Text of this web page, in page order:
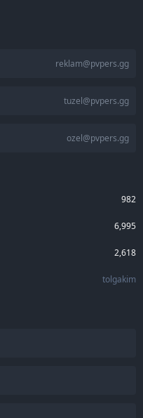
reklam@pvpers.gg
tuzel@pvpers.gg
ozel@pvpers.gg
982
6,995
2,618
tolgakim